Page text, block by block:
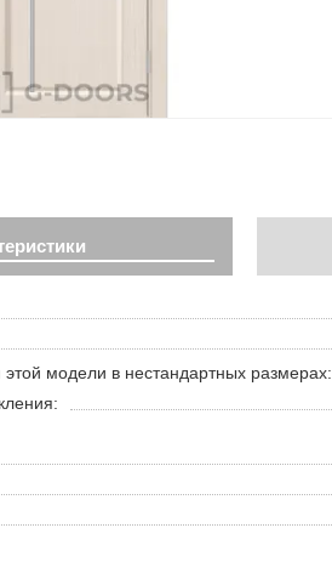
этой модели в нестандартных размерах: